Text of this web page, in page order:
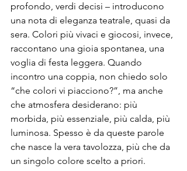
profondo, verdi decisi – introducono
una nota di eleganza teatrale, quasi da
sera. Colori più vivaci e giocosi, invece,
raccontano una gioia spontanea, una
voglia di festa leggera. Quando
incontro una coppia, non chiedo solo
“che colori vi piacciono?”, ma anche
che atmosfera desiderano: più
morbida, più essenziale, più calda, più
luminosa. Spesso è da queste parole
che nasce la vera tavolozza, più che da
un singolo colore scelto a priori.